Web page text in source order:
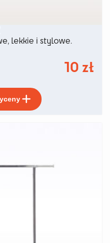
lekkie i stylowe.
10 zł